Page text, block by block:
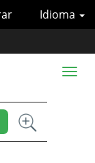
Idioma
Toggle